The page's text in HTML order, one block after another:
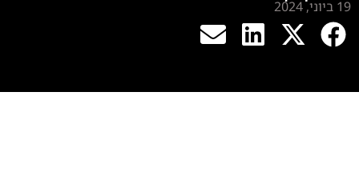
19 ביוני, 2024